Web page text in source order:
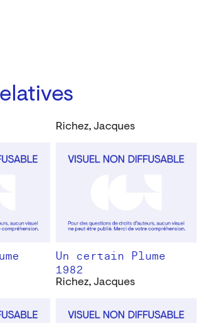
Richez, Jacques
Un certain Plume
1982
Richez, Jacques